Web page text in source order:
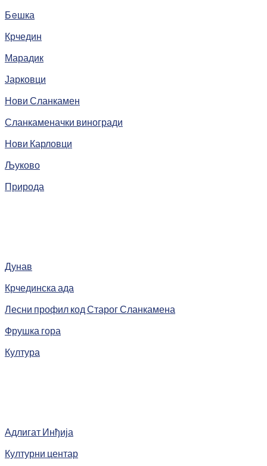
Бeшка
Крчедин
Марадик
Јарковци
Нови Сланкамен
Сланкаменачки виногради
Нови Карловци
Љуково
Природа
Дунав
Крчединска ада
Лесни профил код Старог Сланкамена
Фрушка гора
Култура
Адлигат Инђија
Културни центар